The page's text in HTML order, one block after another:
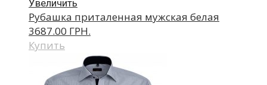
Увеличить
Рубашка приталенная мужская белая
3687.00 ГРН.
Купить